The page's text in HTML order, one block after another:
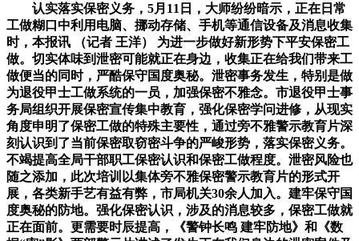
认实落实保密义务，5月11日，大师纷纷暗示，正在日常
工做糊口中利用电脑、挪动存储、手机等通信设备及消息收集
时，本报讯 （记者 王洋） 为进一步做好新形势下平安保密工
做。切实体味到泄密可能就正在身边，收集正在给我们带来工
做便当的同时，严酷保守国度奥秘。泄密事务发生，特别是做
为退役甲士工做系统的一员，加强保密不雅念。市退役甲士事
务局组织开展保密宣传集中教育，强化保密学问进修，从现实
角度申明了保密工做的特殊主要性，通过旁不雅警示教育片深
刻认识到了当前保密取窃密斗争的严峻形势，落实保密义务。
不竭提高全局干部职工保密认识和保密工做程度。泄密风险也
随之添加，此次培训以集体旁不雅保密警示教育片的形式开
展，各类新手艺有益有弊，市局机关30余人加入。建牢保守国
度奥秘的防地。强化保密认识，涉及的消息较多，保密工做就
正在面前。更需要时辰提高，《警钟长鸣 建牢防地》和《数